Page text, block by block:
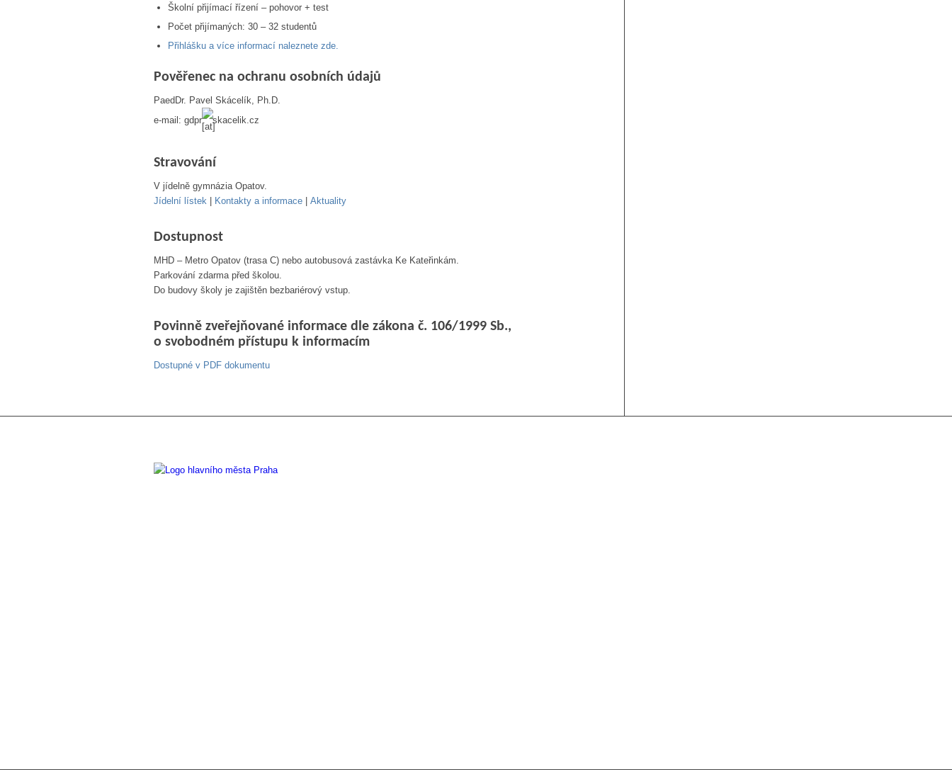
Školní přijímací řízení – pohovor + test
Počet přijímaných: 30 – 32 studentů
Přihlášku a více informací naleznete zde.
Pověřenec na ochranu osobních údajů
PaedDr. Pavel Skácelík, Ph.D.
e-mail: gdpr
skacelik.cz
Stravování
V jídelně gymnázia Opatov.
Jídelní lístek
Kontakty a informace Aktuality
Dostupnost
MHD – Metro Opatov (trasa C) nebo autobusová zastávka Ke Kateřinkám.
Parkování zdarma před školou.
Do budovy školy je zajištěn bezbariérový vstup.
Povinně zveřejňované informace dle zákona č. 106/1999 Sb.,
o svobodném přístupu k informacím
Dostupné v PDF dokumentu